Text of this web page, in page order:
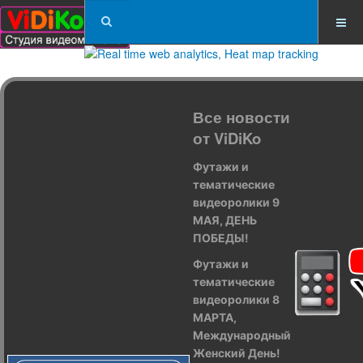
Все новости
от ViDiKo
Футажи и
тематические
видеоролики 9
МАЯ, ДЕНЬ
ПОБЕДЫ!
Футажи и
тематические
видеоролики 8
МАРТА,
Международный
Женский День!